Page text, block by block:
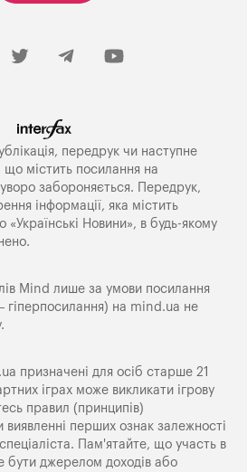
передрук чи наступне
мiстить посилання на
забороняється. Передрук,
інформації, яка містить
«Українські Новини», в будь-якому
Mind лише за умови посилання
гіперпосилання) на mind.ua не
призначені для осіб старше 21
іграх може викликати ігрову
правил (принципів)
виявленні перших ознак залежності
Пам'ятайте, що участь в
бути джерелом доходів або